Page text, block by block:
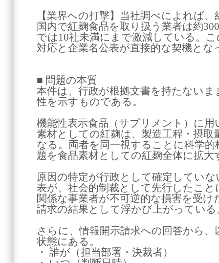
【業界への打撃】当社調べによれば
国内で紅麹食品を取り扱う業者は約
では10社未満にまで激減している。
対応と企業名公表が直接的な契機とな
■ 問題の本質
本件は、行政が根拠文書を持たない
性を示すものである。
機能性表示食品（サプリメント）に
素材としての紅麹は、製造工程・摂
なる。両者を同一視することに科学
題を食品素材としての紅麹全体に拡
原因の特定が行政として確定してい
表が、社会的制裁として先行したこ
関係な事業者が不可逆的な損害を受け
請求の結果として浮かび上がっている
さらに、情報開示請求への回答から
状態にある。
・ 誰が（担当部署・決裁者）